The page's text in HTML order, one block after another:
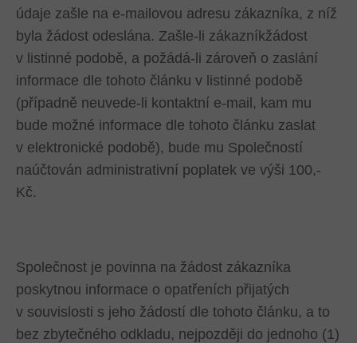
údaje zašle na e-mailovou adresu zákazníka, z níž
byla žádost odeslána. Zašle-li zákazníkžádost
v listinné podobě, a požádá-li zároveň o zaslání
informace dle tohoto článku v listinné podobě
(případně neuvede-li kontaktní e-mail, kam mu
bude možné informace dle tohoto článku zaslat
v elektronické podobě), bude mu Společností
naúčtován administrativní poplatek ve výši 100,-
Kč.
Společnost je povinna na žádost zákazníka
poskytnou informace o opatřeních přijatých
v souvislosti s jeho žádostí dle tohoto článku, a to
bez zbytečného odkladu, nejpozději do jednoho (1)